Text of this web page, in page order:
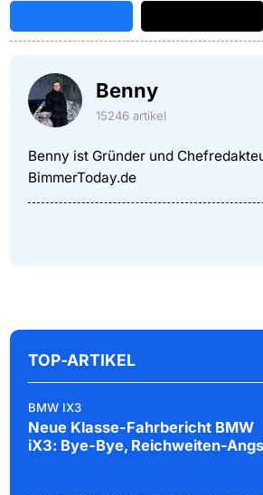
Benny
15246 artikel
Benny ist Gründer und
BimmerToday.de
TOP-ARTIKEL
BMW IX3
Neue Klasse-Fahrbericht BMW
iX3: Bye-Bye, Reichweiten-